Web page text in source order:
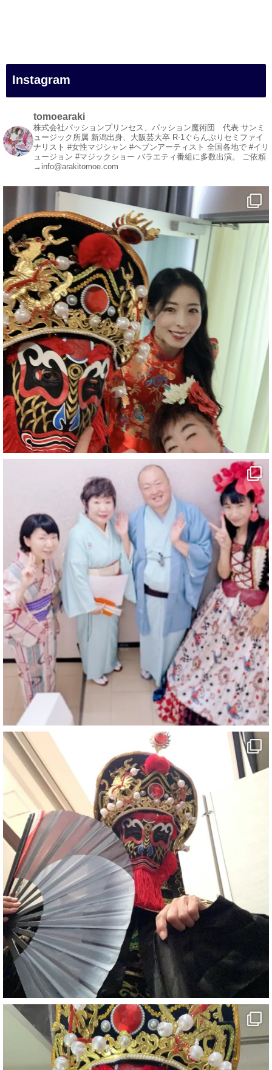
#白浜町
#変面ショー
#イベント
#宴会
#余興
1 5 X
マジシャン派遣 パッションプリンセス【公式】
@comedy_illusion · 5 8月
お疲れ様です
YouTubeを更新しました
https://youtu.be/9Vo2WgtDLME @YouTube
#企業公式がお疲れ様を言い合う
#チャンネル登録おねがいします
#愛媛県
#新居浜市
#幸福駅
#別子銅山
#鉱山観光列車
#四国
#愛媛観光
#旅行
#旅行動画
#一人旅
#観光スポット
#旅行好きと繋がりたい
7 X
マジシャン派遣 パッションプリンセス【公式】
@comedy_illusion · 4 8月
お疲れ様です
ブログ更新しました
「マジシャン和歌山旅 白浜町・三段壁洞窟」
#企業公式がお疲れ様を言い合う
#旅行好きな人と繋がりたい
#一人旅
#女性マジシャン
#出張マジック
#マジシャン派遣
#イリュージョン
#和歌山県
#白浜町
#変面ショー
#イベント
#宴会
#余興
2 X
さらに読み込む
Instagram
tomoearaki
株式会社パッションプリンセス、パッション魔術団 代表 サンミ
ュージック所属 新潟出身、大阪芸大卒 R-1ぐらんぷりセミファイ
ナリスト #女性マジシャン #ヘブンアーティスト 全国各地で #イリ
ュージョン #マジックショー バラエティ番組に多数出演。 ご依頼
→info@arakitomoe.com